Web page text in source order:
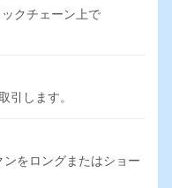
クチェーン上で
引します。
をロングまたはショー